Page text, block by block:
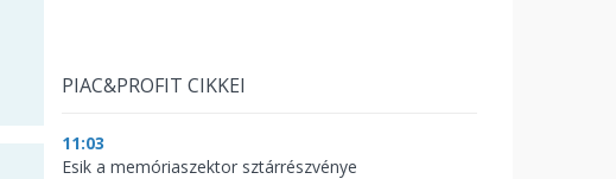
PIAC&PROFIT CIKKEI
11:03
Esik a memóriaszektor sztárrészvénye